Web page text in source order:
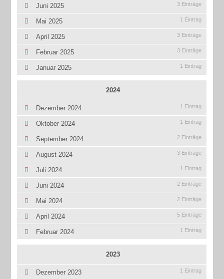
Juni 2025 3 Einträge
Mai 2025 1 Eintrag
April 2025 3 Einträge
Februar 2025 3 Einträge
Januar 2025 1 Eintrag
2024
Dezember 2024 1 Eintrag
Oktober 2024 1 Eintrag
September 2024 2 Einträge
August 2024 3 Einträge
Juli 2024 1 Eintrag
Juni 2024 2 Einträge
Mai 2024 2 Einträge
April 2024 5 Einträge
Februar 2024 1 Eintrag
2023
Dezember 2023 1 Eintrag